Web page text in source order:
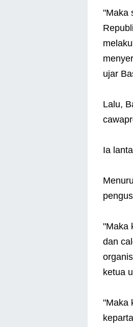
"Maka
ujar
Lalu,
Ia
"Maka
dan
ketua
"Maka